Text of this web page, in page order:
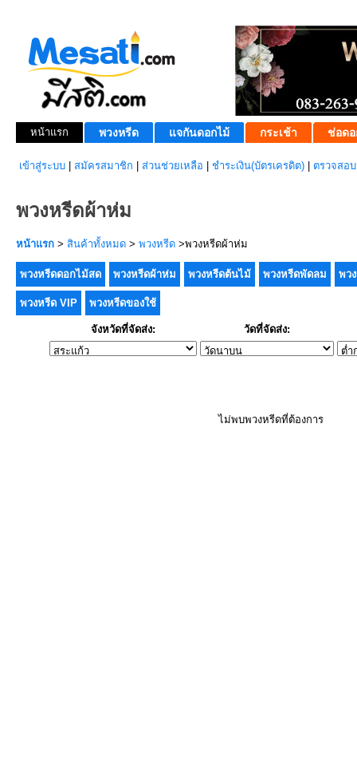
หน้าแรก พวงหรีด แจกันดอกไม้ กระเช้า ช่อดอ
เข้าสู่ระบบ สมัครสมาชิก ส่วนช่วยเหลือ ชำระเงิน(บัตรเครดิต) ตรวจสอ
พวงหรีดผ้าห่ม
หน้าแรก > สินค้าทั้งหมด > พวงหรีด >พวงหรีดผ้าห่ม
พวงหรีดดอกไม้สด พวงหรีดผ้าห่ม พวงหรีดต้นไม้ พวงหรีดพัดลม พว
พวงหรีด VIP พวงหรีดของใช้
จังหวัดที่จัดส่ง: วัดที่จัดส่ง:
ไม่พบพวงหรีดที่ต้องการ